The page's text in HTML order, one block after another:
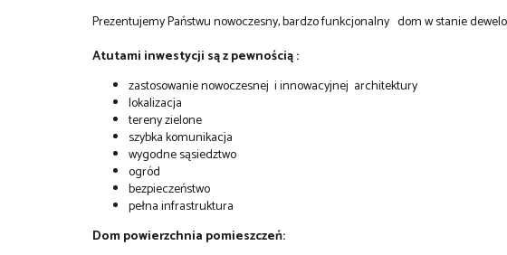
Prezentujemy Państwu nowoczesny, bardzo funkcjonalny dom w stanie
Atutami inwestycji są z pewnością :
zastosowanie nowoczesnej i innowacyjnej architektury
lokalizacja
tereny zielone
szybka komunikacja
wygodne sąsiedztwo
ogród
bezpieczeństwo
pełna infrastruktura
Dom powierzchnia pomieszczeń: